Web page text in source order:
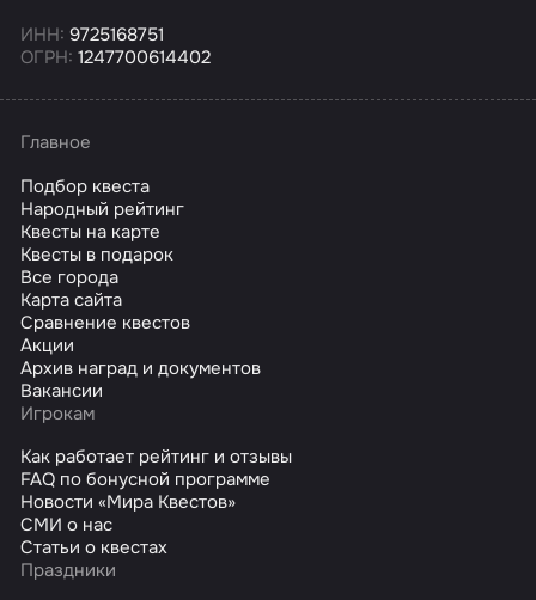
ИНН: 9725168751
ОГРН: 1247700614402
Главное
Подбор квеста
Народный рейтинг
Квесты на карте
Квесты в подарок
Все города
Карта сайта
Сравнение квестов
Акции
Архив наград и документов
Вакансии
Игрокам
Как работает рейтинг и отзывы
FAQ по бонусной программе
Новости «Мира Квестов»
СМИ о нас
Статьи о квестах
Праздники